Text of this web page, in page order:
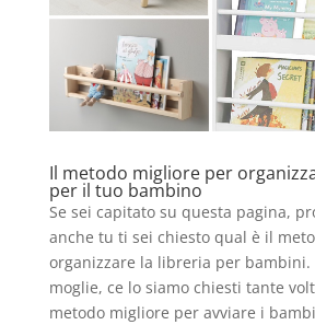
Il metodo migliore per
per il tuo bambino
Se sei capitato su questa pagina,
anche tu ti sei chiesto qual è il
organizzare la libreria per bambini.
moglie, ce lo siamo chiesti tante
metodo migliore per avviare i